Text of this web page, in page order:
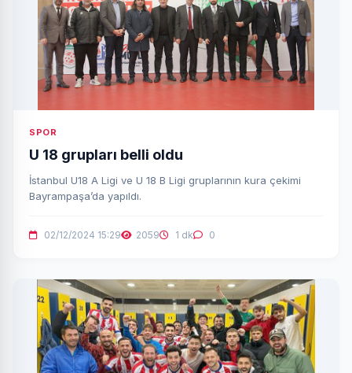
SPOR
U 18 grupları belli oldu
İstanbul U18 A Ligi ve U 18 B Ligi gruplarının kura çekimi
Bayrampaşa’da yapıldı.
02/12/2024 15:29 2059 1 dk 0